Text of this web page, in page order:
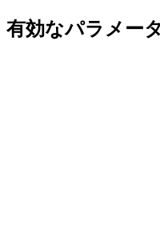
有効なパラメー